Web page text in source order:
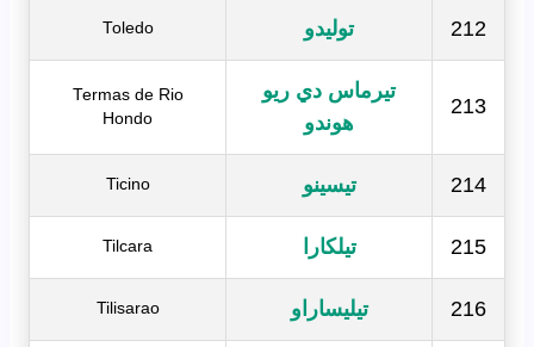
212 توليدو Toledo
213
تيرماس دي ريو
هوندو
Termas de Rio
Hondo
214 تيسينو Ticino
215 تيلكارا Tilcara
216 تيليساراو Tilisarao